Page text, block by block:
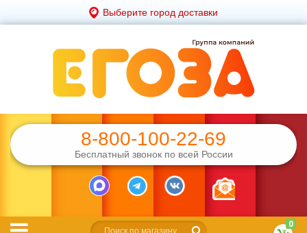
Выберите город доставки
8-800-100-22-69
Бесплатный звонок по всей России
0